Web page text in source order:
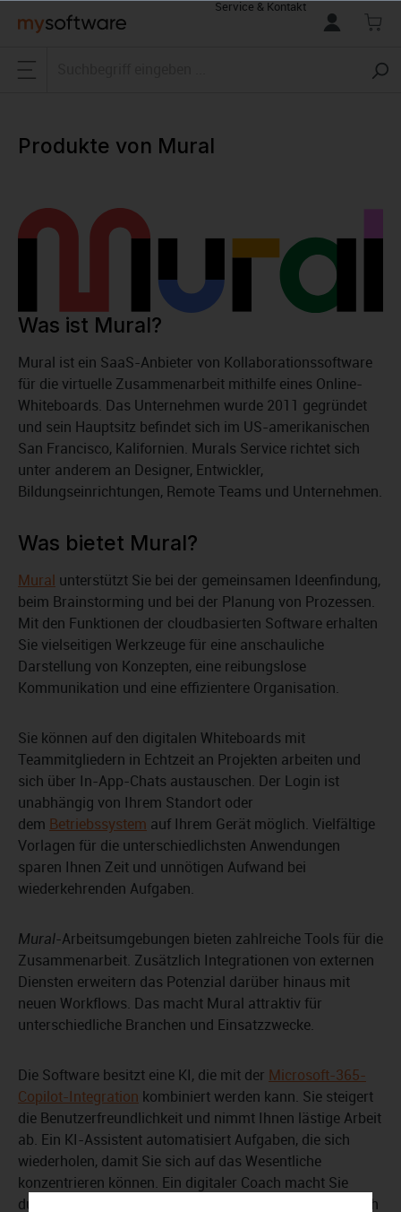
springen
Service & Kontakt
Produkte von Mural
Was ist Mural?
Mural ist ein SaaS-Anbieter von Kollaborationssoftware
für die virtuelle Zusammenarbeit mithilfe eines Online-
Whiteboards. Das Unternehmen wurde 2011 gegründet
und sein Hauptsitz befindet sich im US-amerikanischen
San Francisco, Kalifornien. Murals Service richtet sich
unter anderem an Designer, Entwickler,
Bildungseinrichtungen, Remote Teams und Unternehmen.
Was bietet Mural?
Mural unterstützt Sie bei der gemeinsamen Ideenfindung,
beim Brainstorming und bei der Planung von Prozessen.
Mit den Funktionen der cloudbasierten Software erhalten
Sie vielseitigen Werkzeuge für eine anschauliche
Darstellung von Konzepten, eine reibungslose
Kommunikation und eine effizientere Organisation.
Sie können auf den digitalen Whiteboards mit
Teammitgliedern in Echtzeit an Projekten arbeiten und
sich über In-App-Chats austauschen. Der Login ist
unabhängig von Ihrem Standort oder
dem Betriebssystem auf Ihrem Gerät möglich. Vielfältige
Vorlagen für die unterschiedlichsten Anwendungen
sparen Ihnen Zeit und unnötigen Aufwand bei
wiederkehrenden Aufgaben.
Mural-Arbeitsumgebungen bieten zahlreiche Tools für die
Zusammenarbeit. Zusätzlich Integrationen von externen
Diensten erweitern das Potenzial darüber hinaus mit
neuen Workflows. Das macht Mural attraktiv für
unterschiedliche Branchen und Einsatzzwecke.
Die Software besitzt eine KI, die mit der Microsoft-365-
Copilot-Integration kombiniert werden kann. Sie steigert
die Benutzerfreundlichkeit und nimmt Ihnen lästige Arbeit
ab. Ein KI-Assistent automatisiert Aufgaben, die sich
wiederholen, damit Sie sich auf das Wesentliche
konzentrieren können. Ein digitaler Coach macht Sie
durch Ratschläge für den Umgang mit
fit, wodurch